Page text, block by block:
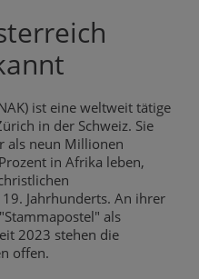
ist eine weltweit tätige
in der Schweiz. Sie
als neun Millionen
in Afrika leben,
Jahrhunderts. An ihrer
als
2023 stehen die
offen.